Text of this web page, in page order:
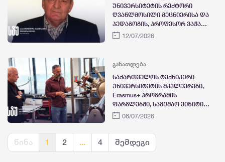
უნივერსიტეტის რექტორი
ღვაწლმოსილი მეცნიერისა და
პედაგოგის, პროფესორ ვაჟა
გელეიშვილის
12/07/2026
განათლება
საქართველოს ტექნიკური
უნივერსიტეტის მკვლევრები,
Erasmus+ პროგრამის
ფარგლებში, სამუშაო ვიზიტით
ტვენტეს უნივერსიტეტში
08/07/2026
წინა 1 2 ... 4 შემდეგი